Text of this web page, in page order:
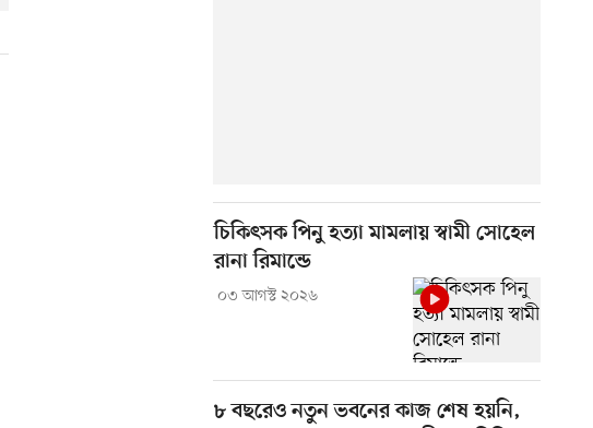
চিকিৎসক পিনু হত্যা মামলায় স্বামী সোহেল
রানা রিমান্ডে
০৩ আগস্ট ২০২৬
৮ বছরেও নতুন ভবনের কাজ শেষ হয়নি,